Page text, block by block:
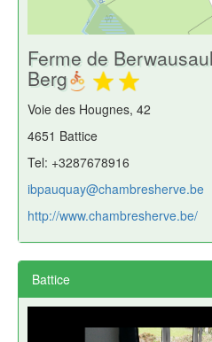
Ferme de
Berg
Voie des Hougnes, 42
4651 Battice
Tel: +3287678916
ibpauquay@chambresherve.be
http://www.chambresherve.be/
Battice